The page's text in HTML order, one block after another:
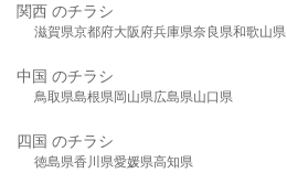
関西 のチラシ
滋賀県京都府大阪府兵庫県奈良県和歌山県
中国 のチラシ
鳥取県島根県岡山県広島県山口県
四国 のチラシ
徳島県香川県愛媛県高知県